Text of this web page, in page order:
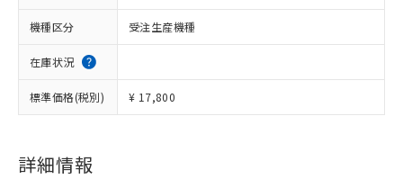
機種区分 受注生産機種
在庫状況
標準価格(税別) ¥ 17,800
詳細情報